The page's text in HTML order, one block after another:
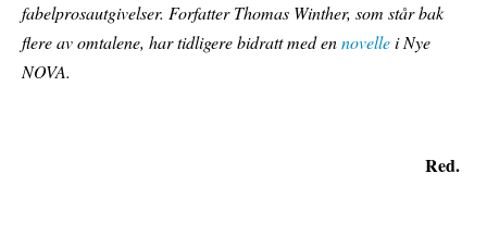
fabelprosautgivelser. Forfatter Thomas Winther, som står bak
flere av omtalene, har tidligere bidratt med ennovellei Nye
NOVA.
Red.